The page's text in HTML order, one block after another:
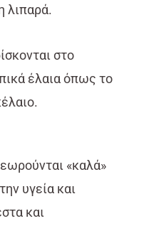
λιπαρά.
στο
έλαια όπως το
«καλά»
υγεία και
και